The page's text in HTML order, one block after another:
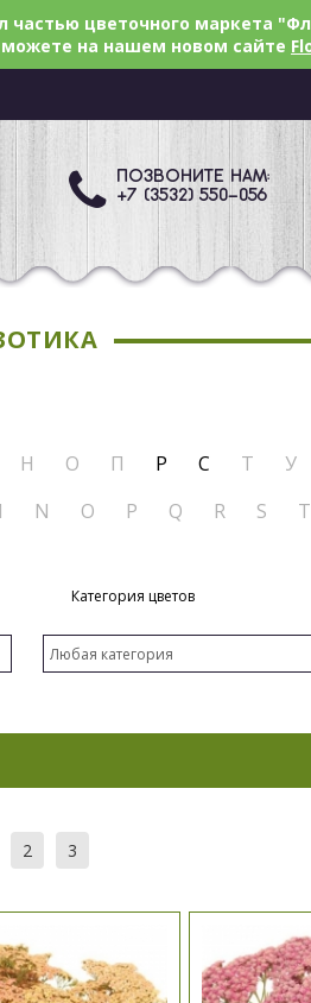
цветочного маркета
на нашем новом сайте
ПОЗВОНИТЕ НАМ:
+7 (3532) 550-056
Н О П Р С Т У
N O P Q R S T
Категория цветов
2 3